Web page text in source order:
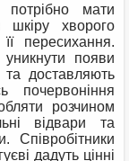
мати
шкіру хворого
пересихання.
появи
доставляють
почервоніння
розчином
відвари та
Співробітники
дадуть цінні